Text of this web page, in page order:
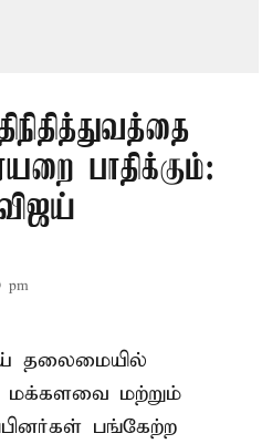
பாதிக்கும்:
pm
தலைமையில்
மக்களவை மற்றும்
பங்கேற்ற